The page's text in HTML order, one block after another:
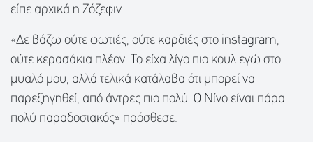
είπε αρχικά η Ζόζεφιν.
«Δε βάζω ούτε φωτιές, ούτε καρδιές στο instagram,
ούτε κερασάκια πλέον. Το είχα λίγο πιο κουλ εγώ στο
μυαλό μου, αλλά τελικά κατάλαβα ότι μπορεί να
παρεξηγηθεί, από άντρες πιο πολύ. Ο Νίνο είναι πάρα
πολύ παραδοσιακός» πρόσθεσε.